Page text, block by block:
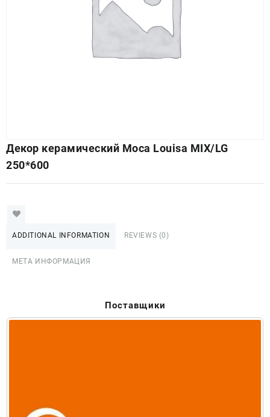
Декор керамический Moca Louisa MIX/LG
250*600
ADDITIONAL INFORMATION REVIEWS (0)
МЕТА ИНФОРМАЦИЯ
Поставщики